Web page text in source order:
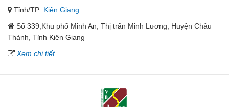
Tỉnh/TP: Kiên Giang
Số 339,Khu phố Minh An, Thị trấn Minh Lương, Huyện Châu
Thành, Tỉnh Kiên Giang
Xem chi tiết